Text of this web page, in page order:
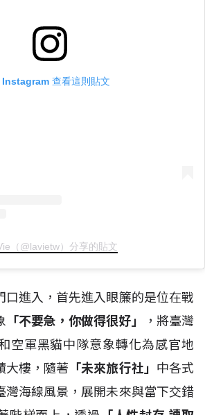
Instagram 查看這則貼文
（@lavietw）分享的貼文
口進入，首先進入眼簾的是位在戰
「不要急，你做得很好」
，將臺灣
空軍黑貓中隊意象轉化為感官地
大樓，隨著 「未來旅行社」 中各式
灣海線風景，展開未來與當下交錯